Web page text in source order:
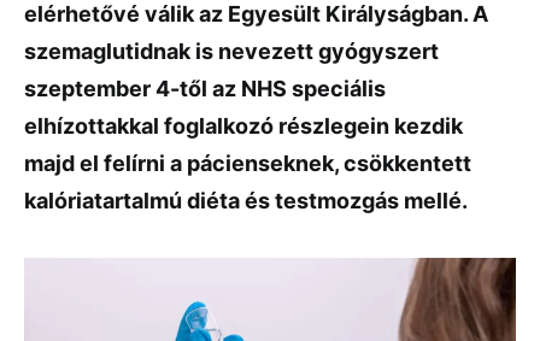
elérhetővé válik az Egyesült Királyságban. A
szemaglutidnak is nevezett gyógyszert
szeptember 4-től az NHS speciális
elhízottakkal foglalkozó részlegein kezdik
majd el felírni a pácienseknek, csökkentett
kalóriatartalmú diéta és testmozgás mellé.